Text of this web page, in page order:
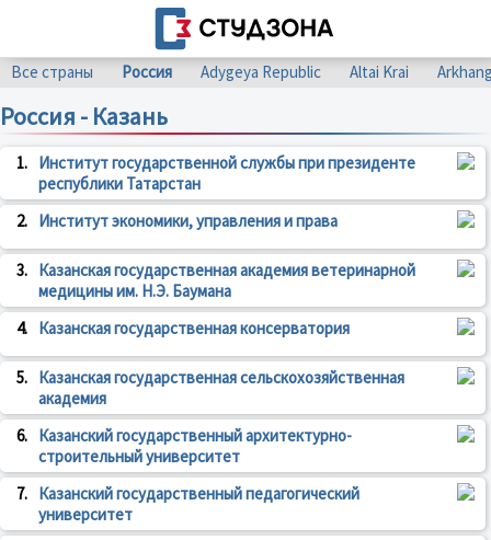
Все страны Россия Adygeya Republic Altai Krai
Россия - Казань
1.
Институт государственной службы при президенте
республики Татарстан
2.
Институт экономики, управления и права
3.
Казанская государственная академия ветеринарной
медицины им. Н.Э. Баумана
4.
Казанская государственная консерватория
5.
Казанская государственная сельскохозяйственная
академия
6.
Казанский государственный архитектурно-
строительный университет
7.
Казанский государственный педагогический
университет